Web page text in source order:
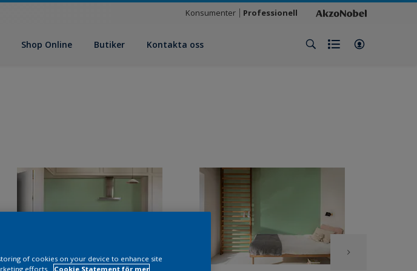
Konsumenter Professionell
Shop Online Butiker Kontakta oss
of cookies on your device to enhance site
efforts.
Cookie Statement för mer